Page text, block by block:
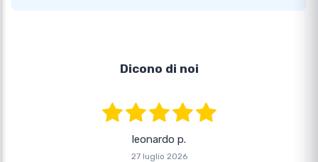
Dicono di noi
leonardo p.
27 luglio 2026